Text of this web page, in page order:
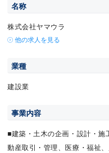
名称
株式会社ヤマウラ
他の求人を見る
業種
建設業
事業内容
■建築・土木の企画・設計・施
動産取引・管理、医療・福祉